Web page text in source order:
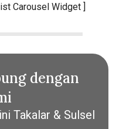
Carousel Widget ]
dengan
Takalar & Sulsel